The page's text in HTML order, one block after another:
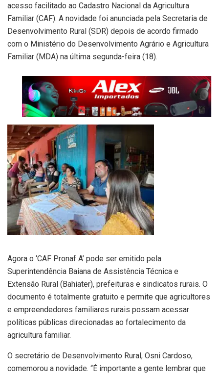
acesso facilitado ao Cadastro Nacional da Agricultura
Familiar (CAF). A novidade foi anunciada pela Secretaria de
Desenvolvimento Rural (SDR) depois de acordo firmado
com o Ministério do Desenvolvimento Agrário e Agricultura
Familiar (MDA) na última segunda-feira (18).
Agora o ‘CAF Pronaf A’ pode ser emitido pela
Superintendência Baiana de Assistência Técnica e
Extensão Rural (Bahiater), prefeituras e sindicatos rurais. O
documento é totalmente gratuito e permite que agricultores
e empreendedores familiares rurais possam acessar
políticas públicas direcionadas ao fortalecimento da
agricultura familiar.
O secretário de Desenvolvimento Rural, Osni Cardoso,
comemorou a novidade. “É importante a gente lembrar que